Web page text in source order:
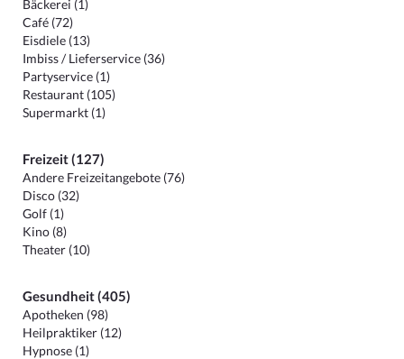
Bäckerei (1)
Café (72)
Eisdiele (13)
Imbiss / Lieferservice (36)
Partyservice (1)
Restaurant (105)
Supermarkt (1)
Freizeit (127)
Andere Freizeitangebote (76)
Disco (32)
Golf (1)
Kino (8)
Theater (10)
Gesundheit (405)
Apotheken (98)
Heilpraktiker (12)
Hypnose (1)